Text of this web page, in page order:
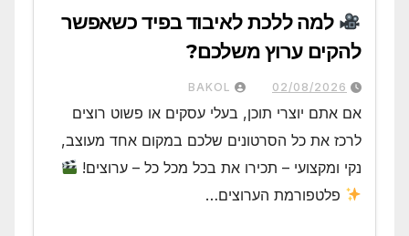
למה ללכת לאיבוד בפיד כשאפשר
להקים ערוץ משלכם?
02/08/2026
BAKOL
אם אתם יוצרי תוכן, בעלי עסקים או פשוט רוצים
לרכז את כל הסרטונים שלכם במקום אחד מעוצב,
נקי ומקצועי – תכירו את בכל מכל כל – ערוצים!
פלטפורמת הערוצים…